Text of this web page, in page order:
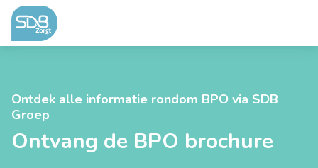
Ga naar de inhoud
Ontdek alle informatie rondom BPO via SDB
Groep
Ontvang de BPO brochure